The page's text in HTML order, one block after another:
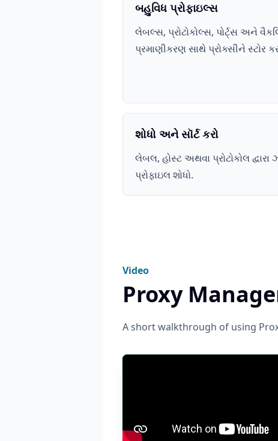
બહુવિધ પ્રોફાઇલ્સ
લેબલ્સ, પ્રોટોકોલ્સ, પોર્ટ્સ અને
પ્રમાણીકરણ સાથે પ્રોક્સીને સ્ટોર
શોધો અને સૉર્ટ કરો
લેબલ, હોસ્ટ અથવા પ્રોટોકોલ દ્વારા
પ્રોફાઇલ શોધો.
Video
Proxy
A short walkthrough of using